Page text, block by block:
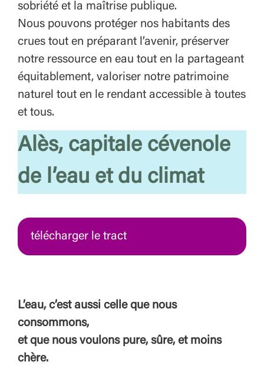
sobriété et la maîtrise publique.
Nous pouvons protéger nos habitants des
crues tout en préparant l’avenir, préserver
notre ressource en eau tout en la partageant
équitablement, valoriser notre patrimoine
naturel tout en le rendant accessible à toutes
et tous.
Alès, capitale cévenole
de l’eau et du climat
télécharger le tract
L’eau, c’est aussi celle que nous
consommons,
et que nous voulons pure, sûre, et moins
chère.